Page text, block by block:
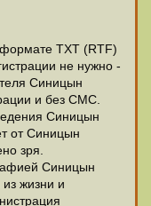
ТХТ (RTF)
не нужно -
Синицын
и без СМС.
Синицын
от Синицын
зря.
Синицын
жизни и